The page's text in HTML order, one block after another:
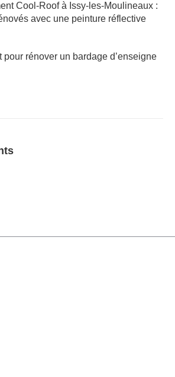
Cool-Roof à Issy-les-Moulineaux :
avec une peinture réflective
pour rénover un bardage d’enseigne